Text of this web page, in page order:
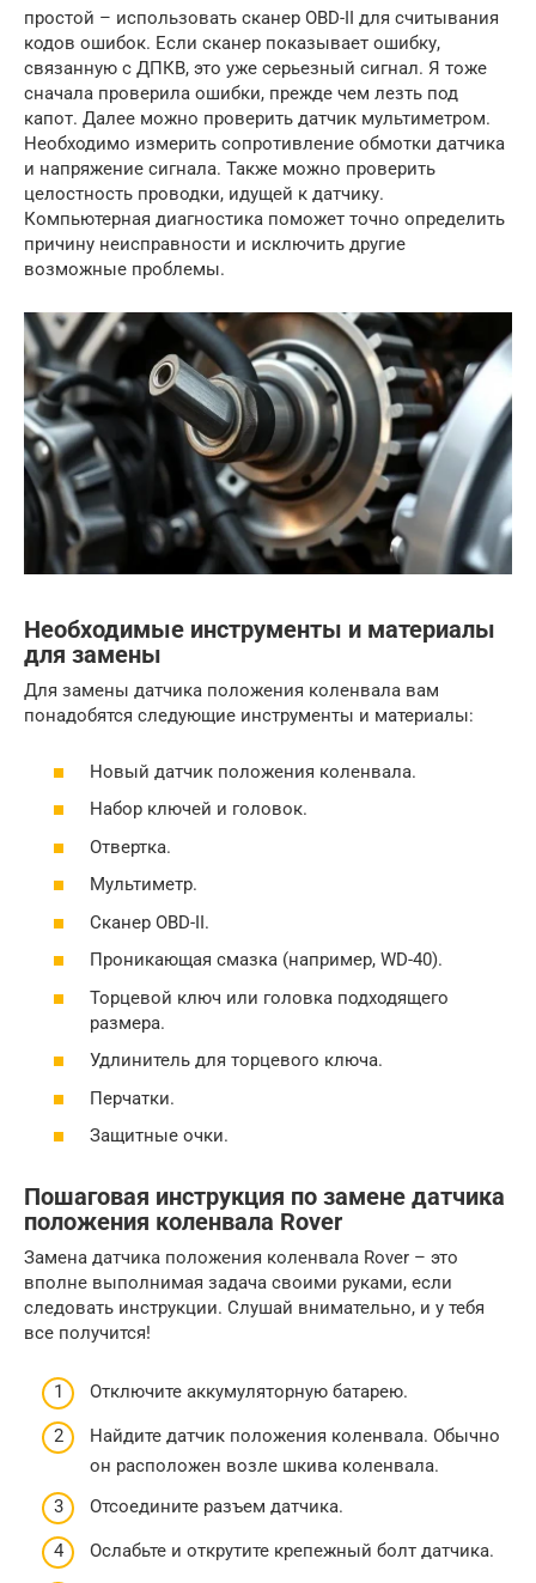
простой – использовать сканер OBD-II для считывания
кодов ошибок. Если сканер показывает ошибку,
связанную с ДПКВ, это уже серьезный сигнал. Я тоже
сначала проверила ошибки, прежде чем лезть под
капот. Далее можно проверить датчик мультиметром.
Необходимо измерить сопротивление обмотки датчика
и напряжение сигнала. Также можно проверить
целостность проводки, идущей к датчику.
Компьютерная диагностика поможет точно определить
причину неисправности и исключить другие
возможные проблемы.
Необходимые инструменты и материалы
для замены
Для замены датчика положения коленвала вам
понадобятся следующие инструменты и материалы:
Новый датчик положения коленвала.
Набор ключей и головок.
Отвертка.
Мультиметр.
Сканер OBD-II.
Проникающая смазка (например, WD-40).
Торцевой ключ или головка подходящего
размера.
Удлинитель для торцевого ключа.
Перчатки.
Защитные очки.
Пошаговая инструкция по замене датчика
положения коленвала Rover
Замена датчика положения коленвала Rover – это
вполне выполнимая задача своими руками, если
следовать инструкции. Слушай внимательно, и у тебя
все получится!
Отключите аккумуляторную батарею.
Найдите датчик положения коленвала. Обычно
он расположен возле шкива коленвала.
Отсоедините разъем датчика.
Ослабьте и открутите крепежный болт датчика.